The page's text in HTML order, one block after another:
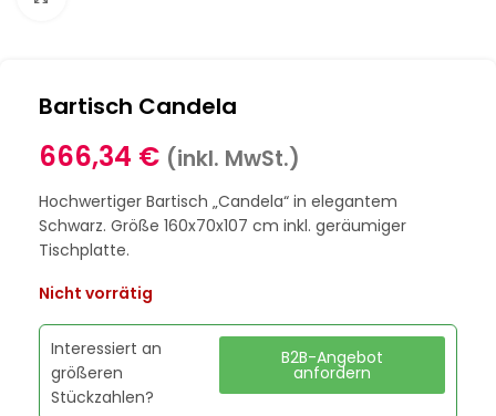
Bartisch Candela
666,34 € (inkl. MwSt.)
Hochwertiger Bartisch „Candela“ in elegantem
Schwarz. Größe 160x70x107 cm inkl. geräumiger
Tischplatte.
Nicht vorrätig
Interessiert an
größeren
Stückzahlen?
B2B-Angebot
anfordern